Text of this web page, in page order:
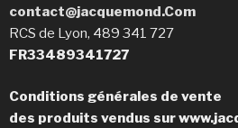
contact@jacquemond.Com
RCS de Lyon, 489 341 727
FR33489341727
Conditions générales de vente
des produits vendus sur